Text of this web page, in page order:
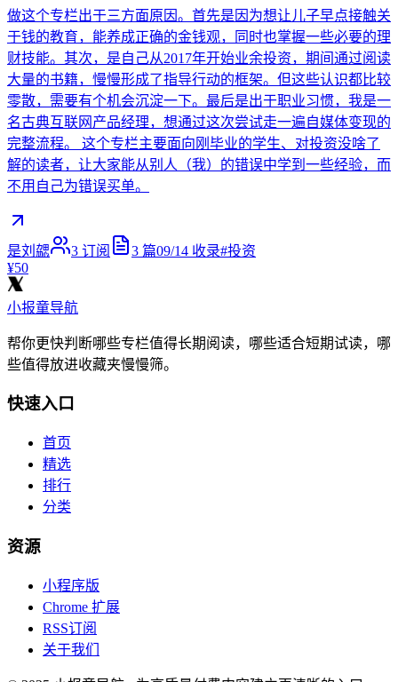
做这个专栏出于三方面原因。首先是因为想让儿子早点接触关
于钱的教育，能养成正确的金钱观，同时也掌握一些必要的理
财技能。其次，是自己从2017年开始业余投资，期间通过阅读
大量的书籍，慢慢形成了指导行动的框架。但这些认识都比较
零散，需要有个机会沉淀一下。最后是出于职业习惯，我是一
名古典互联网产品经理，想通过这次尝试走一遍自媒体变现的
完整流程。 这个专栏主要面向刚毕业的学生、对投资没啥了
解的读者，让大家能从别人（我）的错误中学到一些经验，而
不用自己为错误买单。
是刘勰 3 订阅 3 篇09/14 收录#投资
¥50
小报童导航
帮你更快判断哪些专栏值得长期阅读，哪些适合短期试读，哪
些值得放进收藏夹慢慢筛。
快速入口
首页
精选
排行
分类
资源
小程序版
Chrome 扩展
RSS订阅
关于我们